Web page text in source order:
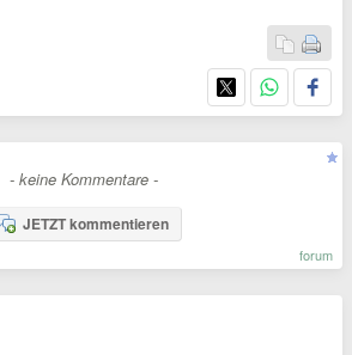
- keine Kommentare -
JETZT kommentieren
forum